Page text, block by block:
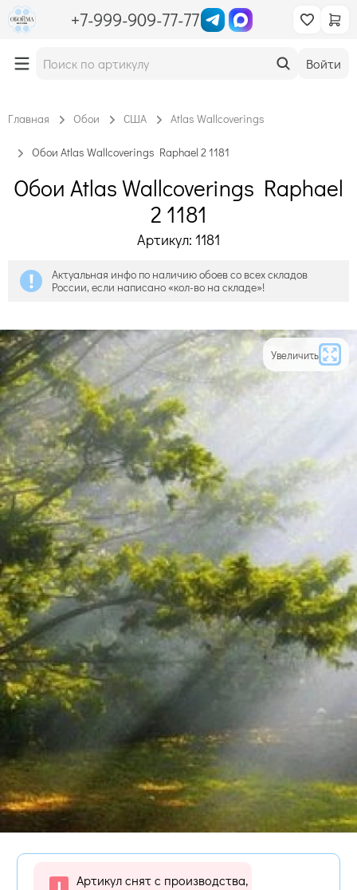
+7-999-909-77-77
Войти
Главная Обои США Atlas Wallcoverings
Обои Atlas Wallcoverings Raphael 2 1181
Обои Atlas Wallcoverings Raphael
2 1181
Артикул: 1181
Актуальная инфо по наличию обоев со всех складов
России, если написано «кол-во на складе»!
Увеличить
Артикул снят с производства,